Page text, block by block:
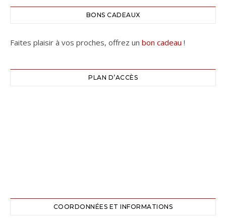
BONS CADEAUX
Faites plaisir à vos proches, offrez un bon cadeau !
PLAN D’ACCÈS
COORDONNÉES ET INFORMATIONS